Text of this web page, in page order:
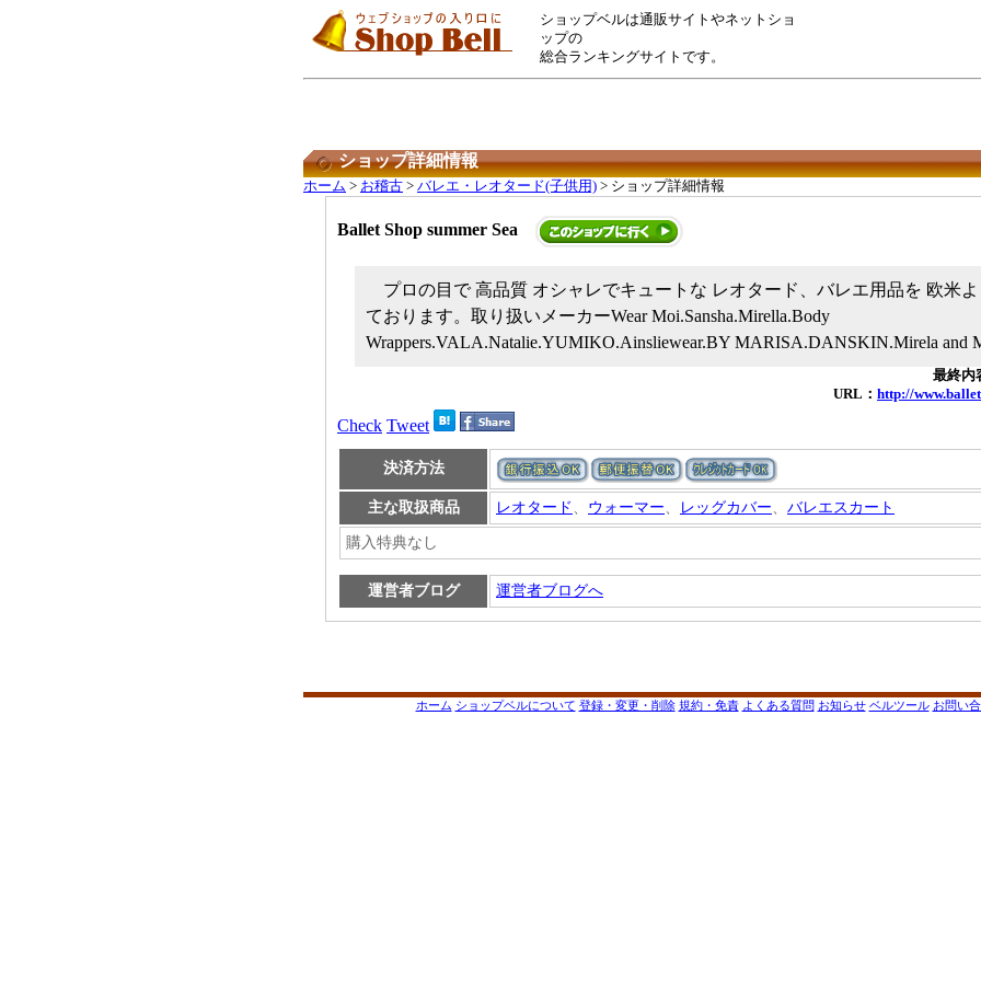
ショップベルは通販サイトやネットショ
ップの
総合ランキングサイトです。
ショップ詳細情報
ホーム > お稽古 > バレエ・レオタード(子供用) > ショップ詳細情報
Ballet Shop summer Sea
プロの目で 高品質 オシャレでキュートな レオタード、バレエ用品を 欧米
ております。取り扱いメーカーWear Moi.Sansha.Mirella.Body
Wrappers.VALA.Natalie.YUMIKO.Ainsliewear.BY MARISA.DANSKIN.Mirela and
最終内
URL： http://
Check Tweet
決済方法
主な取扱商品 レオタード 、 ウォーマー、 レッグカバー、 バレエスカート
購入特典なし
運営者ブログ 運営者ブログへ
ホーム ショップベルについて 登録・変更・削除 規約・免責 よくある質問 お知らせ ベルツール お問い